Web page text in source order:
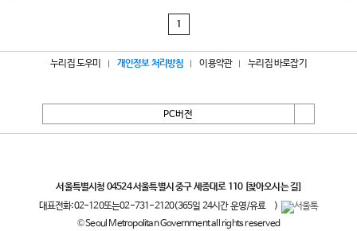
1
누리집 도우미 개인정보 처리방침 이용약관 누리집 바로잡기
PC버전
서울특별시청 04524 서울특별시 중구 세종대로 110 [찾아오시는 길]
대표전화:02-120또는02-731-2120(365일 24시간 운영/유료
)
© Seoul Metropolitan Government all rights reserved